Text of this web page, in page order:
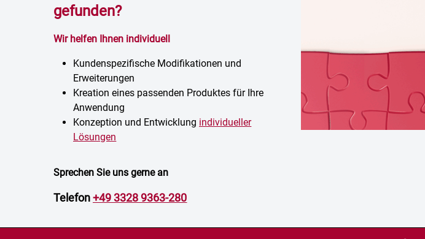
gefunden?
Wir helfen Ihnen individuell
Kundenspezifische Modifikationen und
Erweiterungen
Kreation eines passenden Produktes für Ihre
Anwendung
Konzeption und Entwicklung individueller
Lösungen
Sprechen Sie uns gerne an
Telefon +49 3328 9363-280